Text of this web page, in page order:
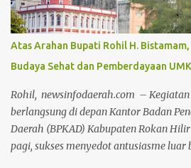
Atas Arahan Bupati Rohil H. Bistamam,
Budaya Sehat dan Pemberdayaan
Rohil, newsinfodaerah.com – Kegiatan
berlangsung di depan Kantor Badan
Daerah (BPKAD) Kabupaten Rokan
pagi, sukses menyedot antusiasme